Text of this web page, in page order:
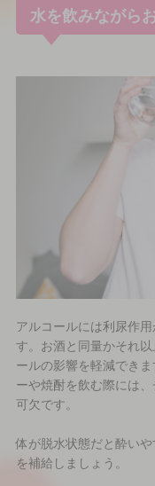
水を飲みながら
アルコールには利尿作
す。お酒と同量かそれ
ールの影響を軽減でき
ーや焼酎を飲む際には
可欠です。
体が脱水状態だと酔い
を補給しましょう。